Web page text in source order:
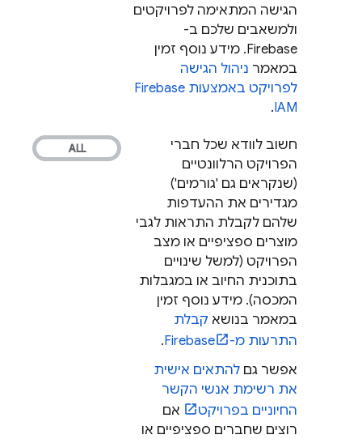
הגישה המתאימה לפרויקטים
ולמשאבים שלכם ב-
Firebase. מידע נוסף זמין
במאמר ניהול הגישה
לפרויקט באמצעות Firebase
IAM
.
חשוב לוודא שכל חברי
הפרויקט הרלוונטיים
(שנקראים גם 'גורמים')
מגדירים את ההעדפות
שלהם לקבלת התראות לגבי
מוצרים ספציפיים או מצב
הפרויקט (למשל שינויים
בתוכנית החיוב או במגבלות
המכסה). מידע נוסף זמין
במאמר בנושא קבלת
התרעות מ-Firebase
.
אפשר גם להתאים אישית
את רשימת אנשי הקשר
החיוניים בפרויקט
אם
רוצים שחברים ספציפיים או